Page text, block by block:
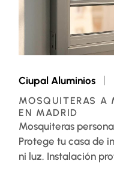
Ciupal Aluminios
MOSQUITERAS A
EN MADRID
Mosquiteras
Protege tu casa de
ni luz. Instalación